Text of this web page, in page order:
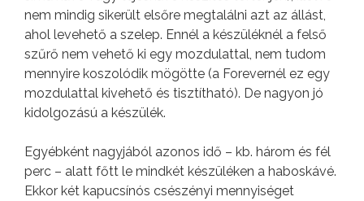
nem mindig sikerült elsőre megtalálni azt az állást,
ahol levehető a szelep. Ennél a készüléknél a felső
szűrő nem vehető ki egy mozdulattal, nem tudom
mennyire koszolódik mögötte (a Forevernél ez egy
mozdulattal kivehető és tisztítható). De nagyon jó
kidolgozású a készülék.
Egyébként nagyjából azonos idő – kb. három és fél
perc – alatt főtt le mindkét készüléken a haboskávé.
Ekkor két kapucsínós csészényi mennyiséget